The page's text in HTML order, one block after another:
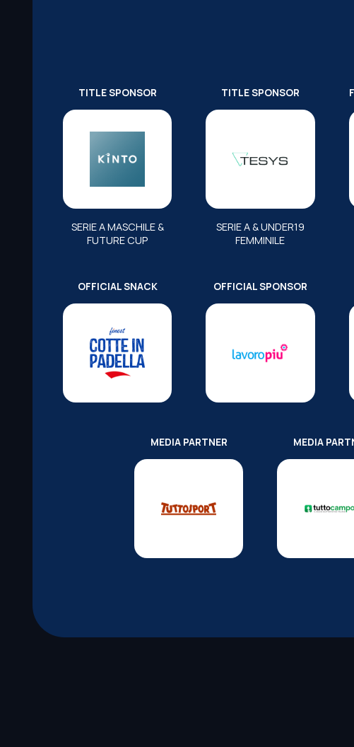
TITLE SPONSOR
SERIE A MASCHILE &
FUTURE CUP
TITLE SPONSOR
SERIE A & UNDER19
FEMMINILE
OFFICIAL SNACK OFFICIAL SPONSOR
MEDIA PARTNER MEDIA